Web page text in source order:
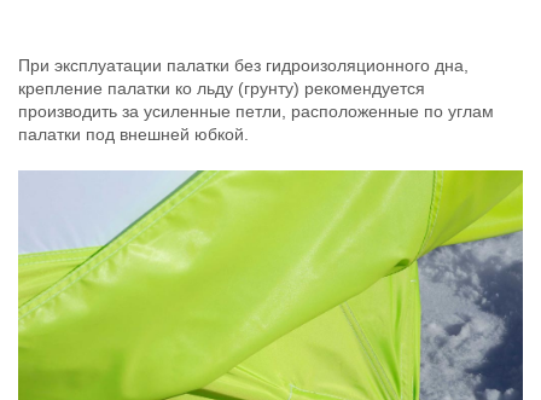
При эксплуатации палатки без гидроизоляционного дна,
крепление палатки ко льду (грунту) рекомендуется
производить за усиленные петли, расположенные по углам
палатки под внешней юбкой.